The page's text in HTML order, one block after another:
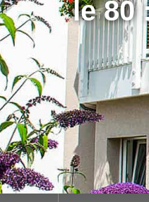
le 80